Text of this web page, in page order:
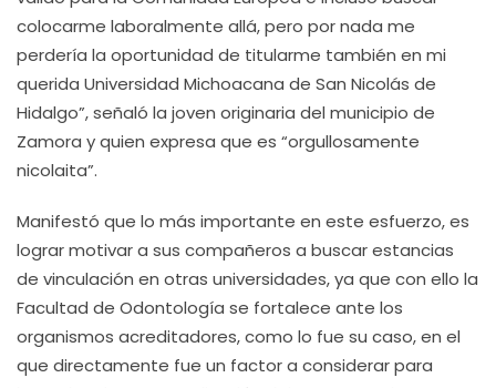
colocarme laboralmente allá, pero por nada me
perdería la oportunidad de titularme también en mi
querida Universidad Michoacana de San Nicolás de
Hidalgo”, señaló la joven originaria del municipio de
Zamora y quien expresa que es “orgullosamente
nicolaita”.
Manifestó que lo más importante en este esfuerzo, es
lograr motivar a sus compañeros a buscar estancias
de vinculación en otras universidades, ya que con ello la
Facultad de Odontología se fortalece ante los
organismos acreditadores, como lo fue su caso, en el
que directamente fue un factor a considerar para